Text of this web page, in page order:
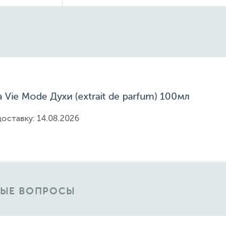
Vie Mode Духи (extrait de parfum) 100мл
14.08.2026
ВОПРОСЫ